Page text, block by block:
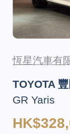
恆星汽車有
TOYOTA 豐
GR Yaris